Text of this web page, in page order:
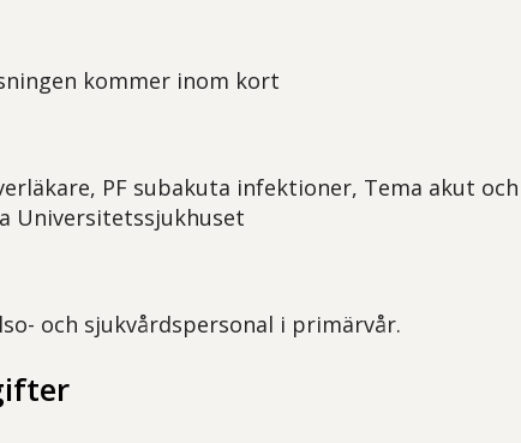
kommer inom kort
PF subakuta infektioner, Tema akut
Universitetssjukhuset
och sjukvårdspersonal i primärvår.